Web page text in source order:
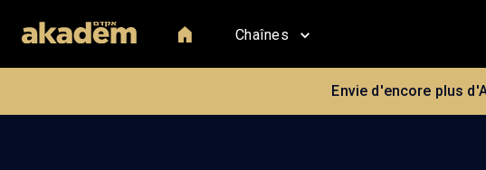
Chaînes
Envie d'encore plus